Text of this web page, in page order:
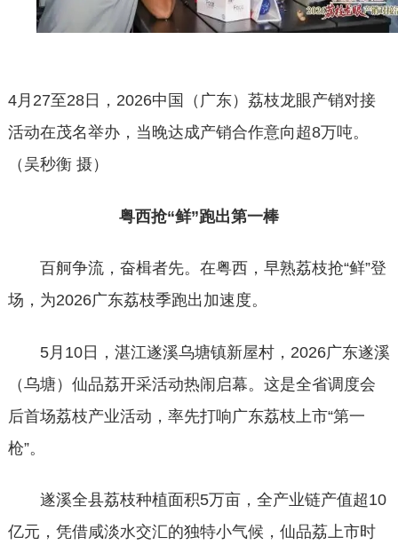
4月27至28日，2026中国（广东）荔枝龙眼产销对接
活动在茂名举办，当晚达成产销合作意向超8万吨。
（吴秒衡 摄）
粤西抢“鲜”跑出第一棒
百舸争流，奋楫者先。在粤西，早熟荔枝抢“鲜”登
场，为2026广东荔枝季跑出加速度。
5月10日，湛江遂溪乌塘镇新屋村，2026广东遂溪
（乌塘）仙品荔开采活动热闹启幕。这是全省调度会
后首场荔枝产业活动，率先打响广东荔枝上市“第一
枪”。
遂溪全县荔枝种植面积5万亩，全产业链产值超10
亿元，凭借咸淡水交汇的独特小气候，仙品荔上市时